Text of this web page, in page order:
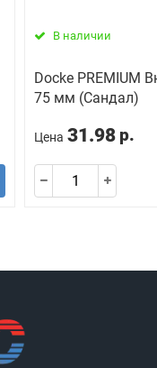
В наличии
Docke PREMIUM
75 мм (Сандал)
Цена 31.98 р.